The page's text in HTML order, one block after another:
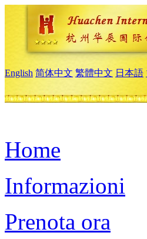
English 简体中文 繁體中文 日本語
Home
Informazioni
Prenota ora